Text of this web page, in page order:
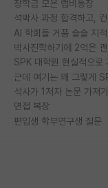
장학금 모은 랩비통장
AI 학회들 거품 슬슬 지
SPK 대학원 현실적으로
근데 여기는 왜 그렇게
석사가 1저자 논문 가져
면접 복장
편입생 학부연구생 질문